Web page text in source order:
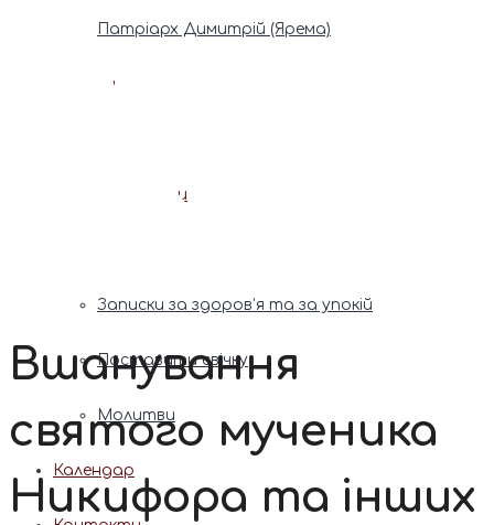
Патріарх Димитрій (Ярема)
Новини
Онлайн послуги
Записки за здоров’я та за упокій
Поставити свічку
Молитви
Календар
Вшанування
святого мученика
Никифора та інших